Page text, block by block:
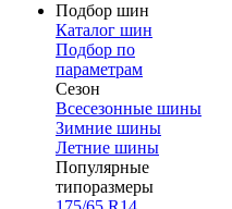
Подбор шин
Каталог шин
Подбор по
параметрам
Сезон
Всесезонные шины
Зимние шины
Летние шины
Популярные
типоразмеры